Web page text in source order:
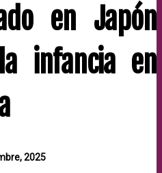
en Japón
infancia en
2025